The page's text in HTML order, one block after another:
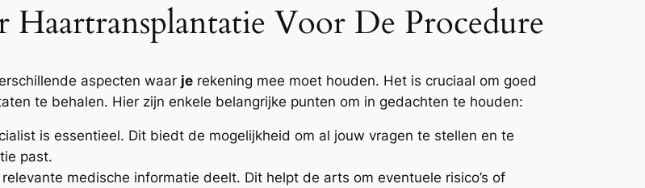
Voor De Procedure
aspecten waar je rekening mee moet houden. Het is cruciaal om goed
te behalen. Hier zijn enkele belangrijke punten om in gedachten te houden:
is essentieel. Dit biedt de mogelijkheid om al jouw vragen te stellen en te
past.
relevante medische informatie deelt. Dit helpt de arts om eventuele risico’s of